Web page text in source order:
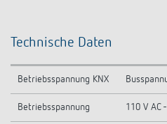
Technische Daten
Betriebsspannung KNX
Betriebsspannung 110 V AC